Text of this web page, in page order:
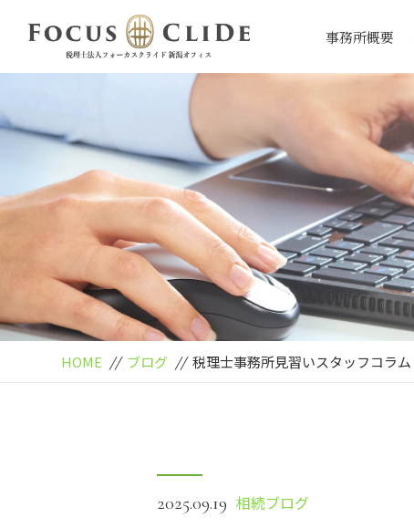
事務所概要
HOME // ブログ // 税理士事務所見習いスタッフコラ
2025.09.19 相続ブログ